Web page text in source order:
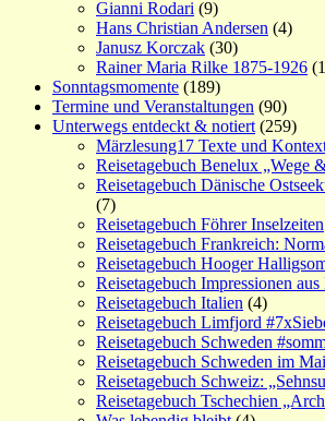
Gianni Rodari (9)
Hans Christian Andersen (4)
Janusz Korczak (30)
Rainer Maria Rilke 1875-1926
Sonntagsmomente (189)
Termine und Veranstaltungen (90)
Unterwegs entdeckt & notiert (259)
Märzlesung17 Texte und
Reisetagebuch Benelux „Wege
Reisetagebuch Dänische
(7)
Reisetagebuch Föhrer Inselzeiten
Reisetagebuch Frankreich:
Reisetagebuch Hooger
Reisetagebuch Impressionen aus
Reisetagebuch Italien (4)
Reisetagebuch Limfjord
Reisetagebuch Schweden
Reisetagebuch Schweden im Mai
Reisetagebuch Schweiz:
Reisetagebuch Tschechien